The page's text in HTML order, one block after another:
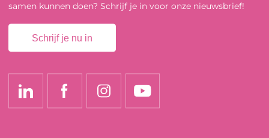
samen kunnen doen? Schrijf je in voor onze nieuwsbrief!
Schrijf je nu in